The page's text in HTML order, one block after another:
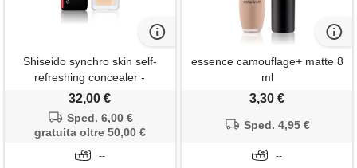
Shiseido synchro skin self-
refreshing concealer -
correttore liquido colore 302
medium shiseido sssrc
32,00 €
Sped. 6,00 €
gratuita oltre 50,00 €
--
essence camouflage+ matte 8
ml
3,30 €
Sped. 4,95 €
--